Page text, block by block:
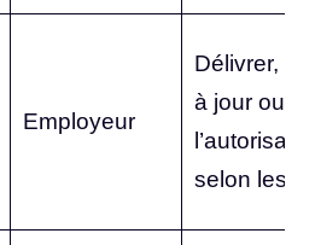
Employeur
Délivrer,
à jour ou
selon les